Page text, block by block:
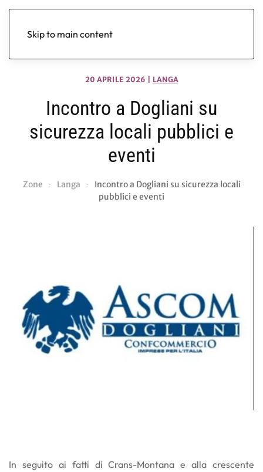
Skip to main content
20 APRILE 2026 LANGA
Incontro a Dogliani su
sicurezza locali pubblici e
eventi
Zone Langa
Incontro a Dogliani su sicurezza locali
pubblici e eventi
In seguito ai fatti di Crans-Montana e alla crescente